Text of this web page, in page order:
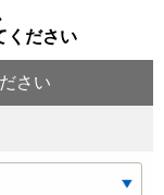
ください
さい